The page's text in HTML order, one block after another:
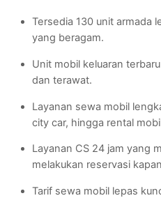
Tersedia 130 unit armada
yang beragam.
Unit mobil keluaran
dan terawat.
Layanan sewa mobil
city car, hingga rental
Layanan CS 24 jam yang
melakukan reservasi
Tarif sewa mobil lepas